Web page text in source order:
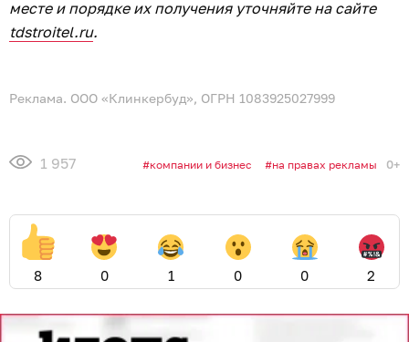
месте и порядке их получения уточняйте на сайте
tdstroitel.ru.
Реклама. ООО «Клинкербуд», ОГРН 1083925027999
1 957 компании и бизнес на правах рекламы 0+
8 0 1 0 0 2